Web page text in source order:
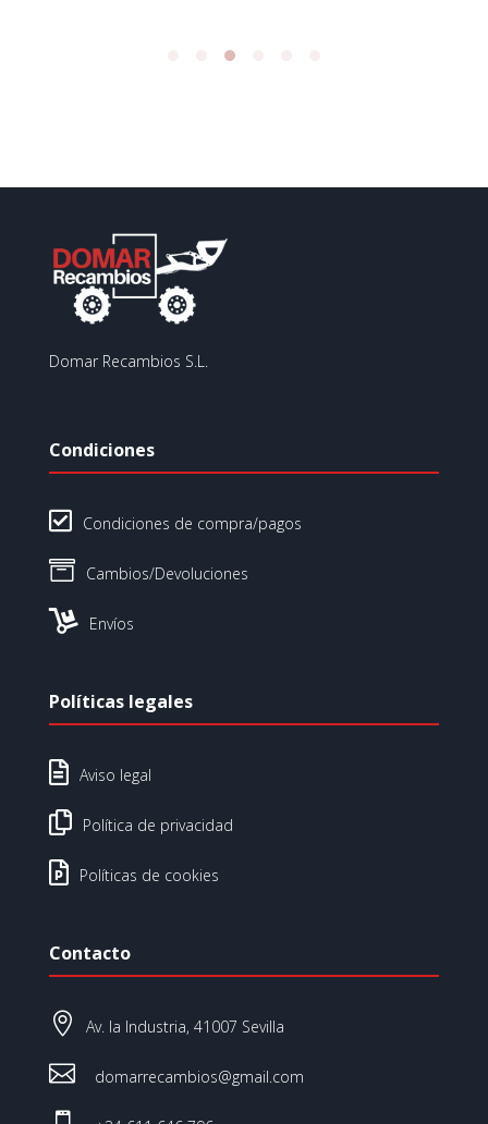
Domar Recambios S.L.
Condiciones
 Condiciones de compra/pagos
 Cambios/Devoluciones
 Envíos
Políticas legales
 Aviso legal
 Política de privacidad
 Políticas de cookies
Contacto
 Av. la Industria, 41007 Sevilla
 domarrecambios@gmail.com